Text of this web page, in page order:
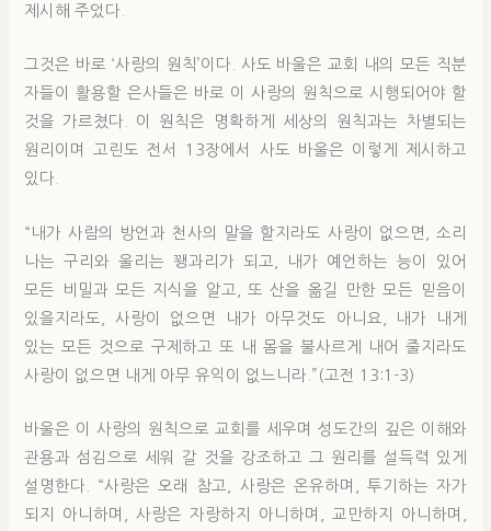
제시해 주었다.
그것은 바로 ‘사랑의 원칙’이다. 사도 바울은 교회 내의 모든 직분
자들이 활용할 은사들은 바로 이 사랑의 원칙으로 시행되어야 할
것을 가르쳤다. 이 원칙은 명확하게 세상의 원칙과는 차별되는
원리이며 고린도 전서 13장에서 사도 바울은 이렇게 제시하고
있다.
“내가 사람의 방언과 천사의 말을 할지라도 사랑이 없으면, 소리
나는 구리와 울리는 꽹과리가 되고, 내가 예언하는 능이 있어
모든 비밀과 모든 지식을 알고, 또 산을 옮길 만한 모든 믿음이
있을지라도, 사랑이 없으면 내가 아무것도 아니요, 내가 내게
있는 모든 것으로 구제하고 또 내 몸을 불사르게 내어 줄지라도
사랑이 없으면 내게 아무 유익이 없느니라.”(고전 13:1-3)
바울은 이 사랑의 원칙으로 교회를 세우며 성도간의 깊은 이해와
관용과 섬김으로 세워 갈 것을 강조하고 그 원리를 설득력 있게
설명한다. “사랑은 오래 참고, 사랑은 온유하며, 투기하는 자가
되지 아니하며, 사랑은 자랑하지 아니하며, 교만하지 아니하며,